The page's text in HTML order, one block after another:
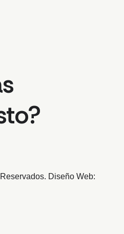
Diseño Web: